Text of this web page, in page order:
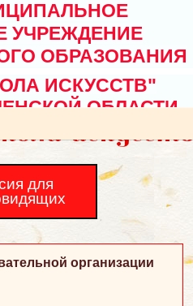
УЧРЕЖДЕНИЕ
ОБРАЗОВАНИЯ
ИСКУССТВ"
ОБЛАСТИ
для
организации